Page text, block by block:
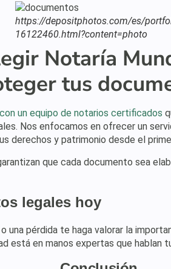
https://depositphotos.com/es/
16122460.html?content=photo
Notaría
tus
un equipo de notarios certificados
Nos enfocamos en ofrecer un
derechos y patrimonio desde el
que cada documento sea
legales hoy
una pérdida te haga valorar la
está en manos expertas que hablan